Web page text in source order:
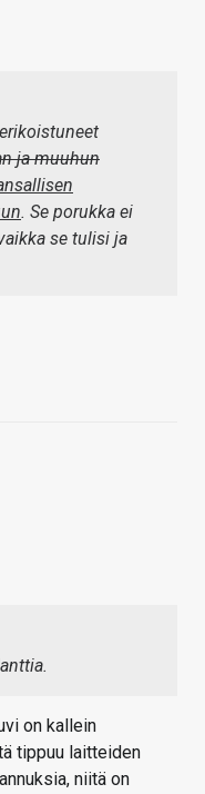
ja muuhun
. Se porukka ei
se tulisi ja
on kallein
tippuu laitteiden
niitä on